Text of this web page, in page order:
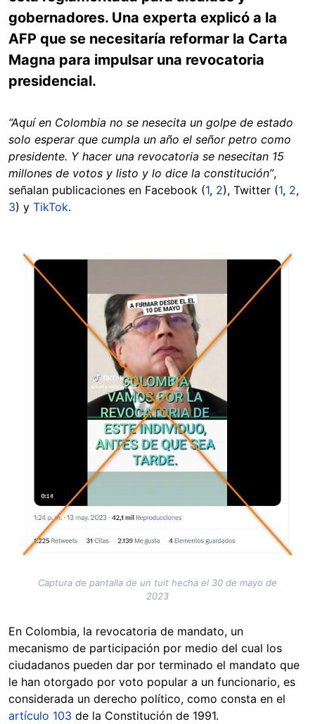
gobernadores. Una experta explicó a la
AFP que se necesitaría reformar la Carta
Magna para impulsar una revocatoria
presidencial.
“Aquí en Colombia no se nesecita un golpe de estado
solo esperar que cumpla un año el señor petro como
presidente. Y hacer una revocatoria se nesecitan 15
millones de votos y listo y lo dice la constitución”,
señalan publicaciones en Facebook (1, 2), Twitter (1, 2,
3) y TikTok.
Image
Captura de pantalla de un tuit hecha el 30 de mayo de
2023
En Colombia, la revocatoria de mandato, un
mecanismo de participación por medio del cual los
ciudadanos pueden dar por terminado el mandato que
le han otorgado por voto popular a un funcionario, es
considerada un derecho político, como consta en el
artículo 103 de la Constitución de 1991.